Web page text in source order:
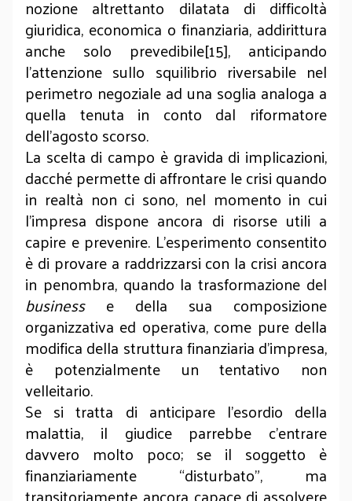
nozione altrettanto dilatata di difficoltà
giuridica, economica o finanziaria, addirittura
anche solo prevedibile[15], anticipando
l’attenzione sullo squilibrio riversabile nel
perimetro negoziale ad una soglia analoga a
quella tenuta in conto dal riformatore
dell’agosto scorso.
La scelta di campo è gravida di implicazioni,
dacché permette di affrontare le crisi quando
in realtà non ci sono, nel momento in cui
l’impresa dispone ancora di risorse utili a
capire e prevenire. L’esperimento consentito
è di provare a raddrizzarsi con la crisi ancora
in penombra, quando la trasformazione del
businesse della sua composizione
organizzativa ed operativa, come pure della
modifica della struttura finanziaria d'impresa,
è potenzialmente un tentativo non
velleitario.
Se si tratta di anticipare l’esordio della
malattia, il giudice parrebbe c’entrare
davvero molto poco; se il soggetto è
finanziariamente “disturbato”, ma